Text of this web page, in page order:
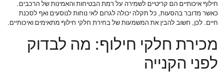
חילוף איכותיים הם קריטיים לשמירה על רמת הבטיחות והאמינות של הרכבים.
כאשר מדובר בהסעות, כל תקלה יכולה לגרום לאי נוחות לנוסעים ואף לסכנת
חיים. לכן, חשוב להבין את המשמעות של בחירת חלקי חילוף מתאימים ואיכותיים.
מכירת חלקי חילוף: מה לבדוק
לפני הקנייה